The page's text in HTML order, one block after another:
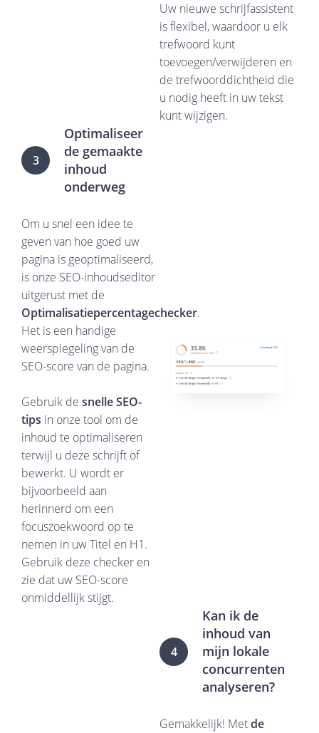
Uw nieuwe schrijfassistent
is flexibel, waardoor u elk
trefwoord kunt
toevoegen/verwijderen en
de trefwoorddichtheid die
u nodig heeft in uw tekst
kunt wijzigen.
3
Optimaliseer
de gemaakte
inhoud
onderweg
Om u snel een idee te
geven van hoe goed uw
pagina is geoptimaliseerd,
is onze SEO-inhoudseditor
uitgerust met de
Optimalisatiepercentagechecker.
Het is een handige
weerspiegeling van de
SEO-score van de pagina.
Gebruik de snelle SEO-
tips in onze tool om de
inhoud te optimaliseren
terwijl u deze schrijft of
bewerkt. U wordt er
bijvoorbeeld aan
herinnerd om een ​​
focuszoekwoord op te
nemen in uw Titel en H1.
Gebruik deze checker en
zie dat uw SEO-score
onmiddellijk stijgt.
4
Kan ik de
inhoud van
mijn lokale
concurrenten
analyseren?
Gemakkelijk! Metde